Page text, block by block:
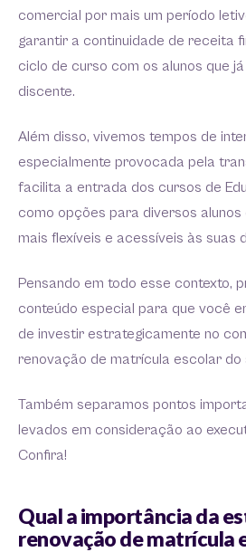
comercial por mais um período
garantir a continuidade de receita
ciclo de curso com os alunos que
discente.
Além disso, vivemos tempos de
especialmente provocada pela
facilita a entrada dos cursos de
como opções para diversos
mais flexíveis e acessíveis às suas
Pensando em todo esse contexto,
conteúdo especial para que você
de investir estrategicamente no
renovação de matrícula escolar do
Também separamos pontos
levados em consideração ao
Confira!
Qual a importância da
renovação de matrícula